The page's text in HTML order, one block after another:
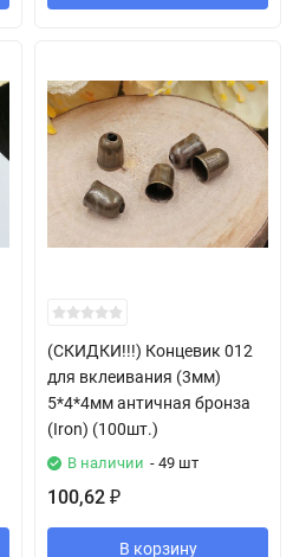
(СКИДКИ!!!) Концевик 012
для вклеивания (3мм)
5*4*4мм античная бронза
(Iron) (100шт.)
В наличии - 49 шт
100,62 ₽
В корзину